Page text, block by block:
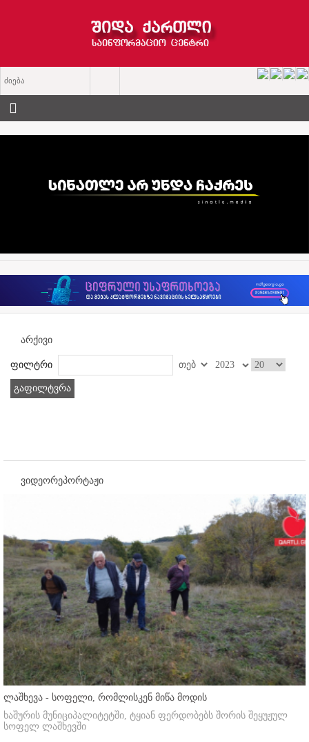
არქივი
ფილტრი
გაფილტვრა
ვიდეორეპორტაჟი
ლაშხევა - სოფელი, რომლისკენ მიწა მოდის
ხაშურის მუნიციპალიტეტში, ტყიან ფერდობებს შორის შეყუჟულ
სოფელ ლაშხევში